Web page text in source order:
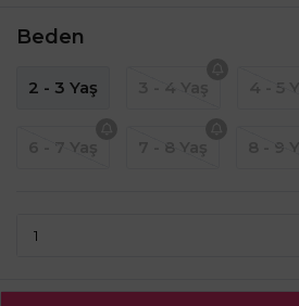
Beden
2 - 3 Yaş